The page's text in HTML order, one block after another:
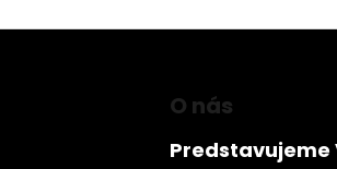
O nás
Predstavujeme